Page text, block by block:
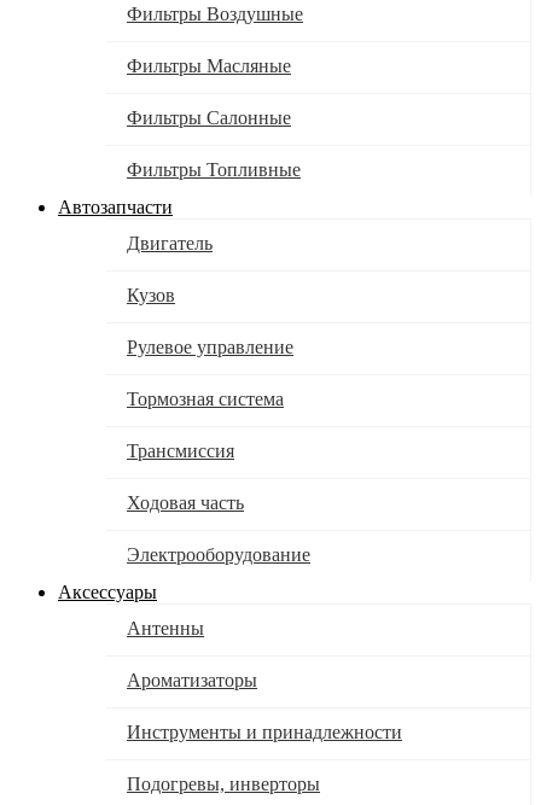
Фильтры Воздушные
Фильтры Масляные
Фильтры Салонные
Фильтры Топливные
Автозапчасти
Двигатель
Кузов
Рулевое управление
Тормозная система
Трансмиссия
Ходовая часть
Электрооборудование
Аксессуары
Антенны
Ароматизаторы
Инструменты и принадлежности
Подогревы, инверторы